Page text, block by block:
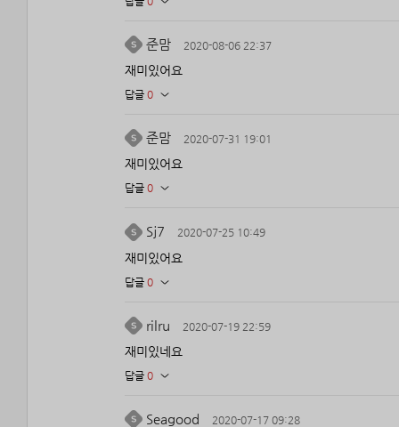
준맘 2020-08-06 22:37
재미있어요
답글 0
준맘 2020-07-31 19:01
재미있어요
답글 0
Sj7 2020-07-25 10:49
재미있어요
답글 0
rilru 2020-07-19 22:59
재미있네요
답글 0
Seagood 2020-07-17 09:28